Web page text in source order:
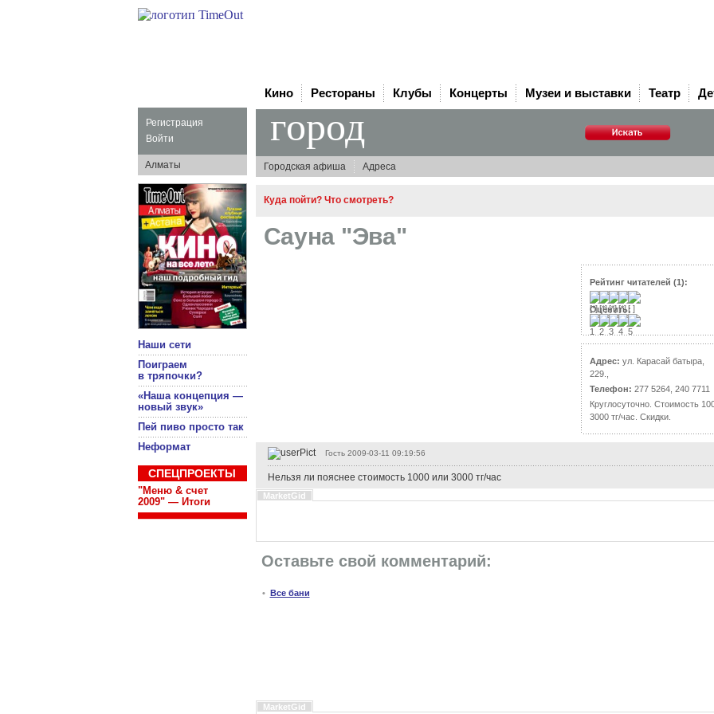
Регистрация
Войти
Алматы
Наши сети
Поиграем
в тряпочки?
«Наша концепция —
новый звук»
Пей пиво просто так
Неформат
СПЕЦПРОЕКТЫ
"Меню & счет
2009" — Итоги
Кино Рестораны Клубы Концерты Музеи и выставки Театр
город
Городская афиша Адреса
Куда пойти? Что смотреть?
Сауна "Эва"
Рейтинг читателей (1):
Оценить:
Адрес: ул. Карасай батыра,
229.,
Телефон: 277 5264, 240 7711
Круглосуточно. Стоимость
3000 тг/час. Скидки.
Гость 2009-03-11 09:19:56
Нельзя ли пояснее стоимость 1000 или 3000 тг/час
MarketGid
Оставьте свой комментарий:
• Все бани
MarketGid